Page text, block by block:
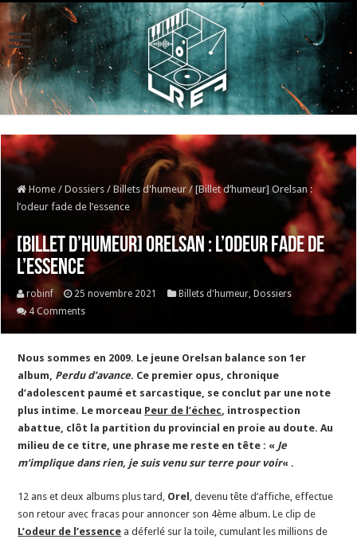
Home / Dossiers / Billets d'humeur / [Billet d’humeur] Orelsan :
l’odeur fade de l’essence
[Billet d’humeur] Orelsan : l’odeur fade de
l’essence
robinf 25 novembre 2021 Billets d'humeur, Dossiers
4 Comments
Nous sommes en 2009. Le jeune Orelsan balance son 1er
album, Perdu d’avance. Ce premier opus, chronique
d’adolescent paumé et sarcastique, se conclut par une note
plus intime. Le morceau Peur de l’échec, introspection
abattue, clôt la partition du provincial en proie au doute. Au
milieu de ce titre, une phrase me reste en tête : « Je
m’implique dans rien, je suis venu sur terre pour voir« .
12 ans et deux albums plus tard, Orel , devenu tête d’affiche, effectue
son retour avec fracas pour annoncer son 4ème album. Le clip de
L’odeur de l’essence a déferlé sur la toile, cumulant les millions de